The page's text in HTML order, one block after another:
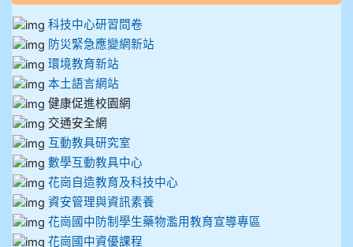
科技中心研習問卷
防災緊急應變網新站
環境教育新站
本土語言網站
健康促進校園網
交通安全網
互動教具研究室
數學互動教具中心
花崗自造教育及科技中心
資安管理與資訊素養
花崗國中防制學生藥物濫用教育宣導專區
花崗國中資優課程